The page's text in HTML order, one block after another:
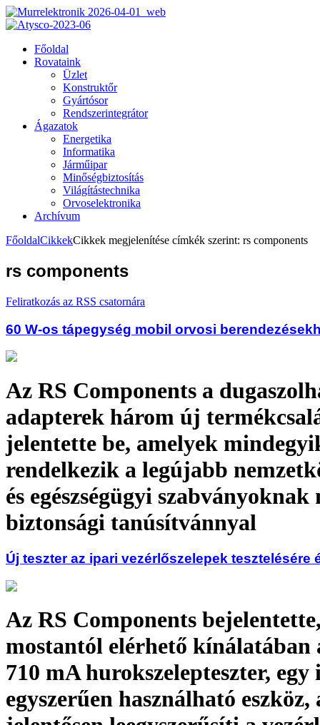
Főoldal
Rovataink
Üzlet
Konstruktőr
Gyártósor
Rendszerintegrátor
Ágazatok
Energetika
Informatika
Járműipar
Minőségbiztosítás
Világítástechnika
Orvoselektronika
Archívum
FőoldalCikkekCikkek megjelenítése címkék szerint: rs components
rs components
Feliratkozás az RSS csatornára
60 W-os tápegység mobil orvosi
Az RS Components a
adapterek három új
jelentette be, amelyek
rendelkezik a legújabb
és egészségügyi szabványoknak
biztonsági tanúsítvánnyal
Új teszter az ipari vezérlőszelepek tesztelésére
Az RS Components
mostantól elérhető kínálatában
710 mA hurokszelepteszter, egy
egyszerűen használható eszköz,